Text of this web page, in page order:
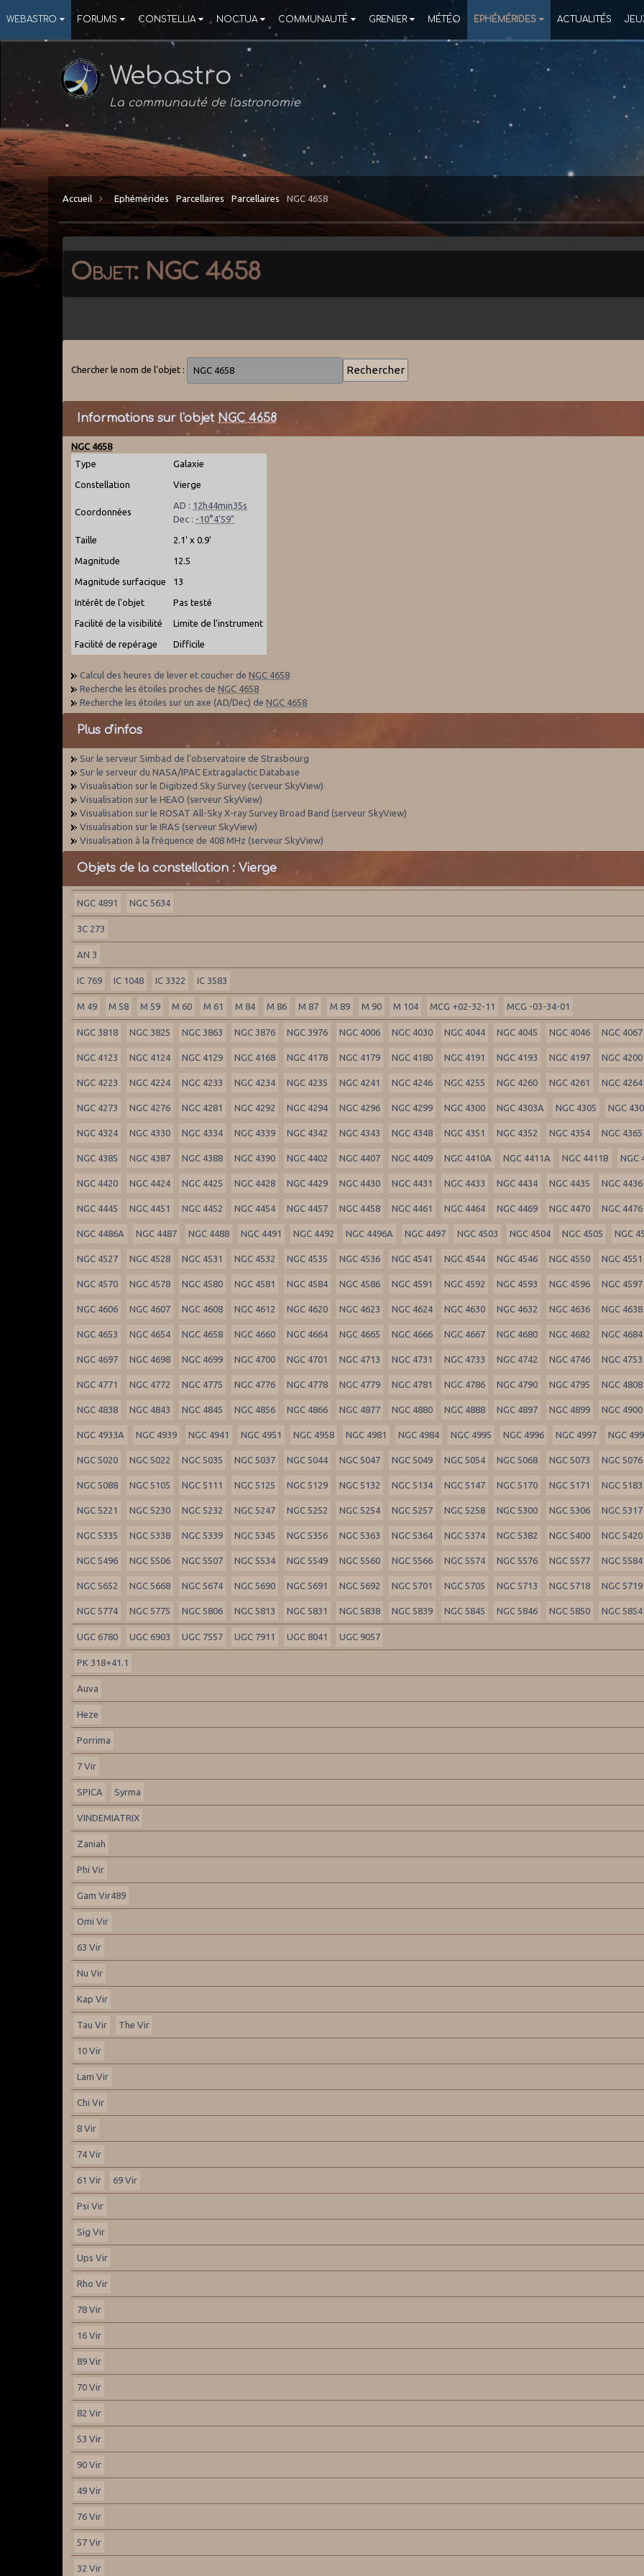
WEBASTRO FORUMS CONSTELLIA NOCTUA COMMUNAUTÉ GRENIER MÉTÉO EPHÉMÉRIDES ACTUALITÉS
Webastro
La communauté de l'astronomie
Accueil Ephémérides Parcellaires Parcellaires NGC 4658
Objet: NGC 4658
Chercher le nom de l'objet :
Informations sur l'objet NGC 4658
NGC 4658
Type
Galaxie
Constellation Vierge
Coordonnées
AD : 12h44min35s
Dec : -10°4'59"
Taille 2.1' x 0.9'
Magnitude 12.5
Magnitude surfacique 13
Intérêt de l'objet Pas testé
Facilité de la visibilité Limite de l'instrument
Facilité de repérage Difficile
Calcul des heures de lever et coucher deNGC 4658
Recherche les étoiles proches deNGC 4658
Recherche les étoiles sur un axe (AD/Dec) deNGC 4658
Plus d'infos
Sur le serveur Simbad de l'observatoire de Strasbourg
Sur le serveur du NASA/IPAC Extragalactic Database
Visualisation sur le Digitized Sky Survey (serveur SkyView)
Visualisation sur le HEAO (serveur SkyView)
Visualisation sur le ROSAT All-Sky X-ray Survey Broad Band (serveur SkyView)
Visualisation sur le IRAS (serveur SkyView)
Visualisation à la fréquence de 408 MHz (serveur SkyView)
Objets de la constellation : Vierge
NGC 4891 NGC 5634
3C 273
AN 3
IC 769 IC 1048 IC 3322 IC 3583
M 49 M 58 M 59 M 60 M 61 M 84 M 86 M 87 M 89 M 90 M 104 MCG +02-32-11 MCG -03-34-01
NGC 3818 NGC 3825 NGC 3863 NGC 3876 NGC 3976 NGC 4006 NGC 4030 NGC 4044 NGC 4045 NGC 4046 NGC 4067
NGC 4123 NGC 4124 NGC 4129 NGC 4168 NGC 4178 NGC 4179 NGC 4180 NGC 4191 NGC 4193 NGC 4197 NGC 4200
NGC 4223 NGC 4224 NGC 4233 NGC 4234 NGC 4235 NGC 4241 NGC 4246 NGC 4255 NGC 4260 NGC 4261 NGC 4264
NGC 4273 NGC 4276 NGC 4281 NGC 4292 NGC 4294 NGC 4296 NGC 4299 NGC 4300 NGC 4303A NGC 4305 NGC
NGC 4324 NGC 4330 NGC 4334 NGC 4339 NGC 4342 NGC 4343 NGC 4348 NGC 4351 NGC 4352 NGC 4354 NGC 4365
NGC 4385 NGC 4387 NGC 4388 NGC 4390 NGC 4402 NGC 4407 NGC 4409 NGC 4410A NGC 4411A NGC 4411B NGC
NGC 4420 NGC 4424 NGC 4425 NGC 4428 NGC 4429 NGC 4430 NGC 4431 NGC 4433 NGC 4434 NGC 4435 NGC 4436
NGC 4445 NGC 4451 NGC 4452 NGC 4454 NGC 4457 NGC 4458 NGC 4461 NGC 4464 NGC 4469 NGC 4470 NGC 4476
NGC 4486A NGC 4487 NGC 4488 NGC 4491 NGC 4492 NGC 4496A NGC 4497 NGC 4503 NGC 4504 NGC 4505 NGC
NGC 4527 NGC 4528 NGC 4531 NGC 4532 NGC 4535 NGC 4536 NGC 4541 NGC 4544 NGC 4546 NGC 4550 NGC 4551
NGC 4570 NGC 4578 NGC 4580 NGC 4581 NGC 4584 NGC 4586 NGC 4591 NGC 4592 NGC 4593 NGC 4596 NGC 4597
NGC 4606 NGC 4607 NGC 4608 NGC 4612 NGC 4620 NGC 4623 NGC 4624 NGC 4630 NGC 4632 NGC 4636 NGC 4638
NGC 4653 NGC 4654 NGC 4658 NGC 4660 NGC 4664 NGC 4665 NGC 4666 NGC 4667 NGC 4680 NGC 4682 NGC 4684
NGC 4697 NGC 4698 NGC 4699 NGC 4700 NGC 4701 NGC 4713 NGC 4731 NGC 4733 NGC 4742 NGC 4746 NGC 4753
NGC 4771 NGC 4772 NGC 4775 NGC 4776 NGC 4778 NGC 4779 NGC 4781 NGC 4786 NGC 4790 NGC 4795 NGC 4808
NGC 4838 NGC 4843 NGC 4845 NGC 4856 NGC 4866 NGC 4877 NGC 4880 NGC 4888 NGC 4897 NGC 4899 NGC 4900
NGC 4933A NGC 4939 NGC 4941 NGC 4951 NGC 4958 NGC 4981 NGC 4984 NGC 4995 NGC 4996 NGC 4997 NGC
NGC 5020 NGC 5022 NGC 5035 NGC 5037 NGC 5044 NGC 5047 NGC 5049 NGC 5054 NGC 5068 NGC 5073 NGC 5076
NGC 5088 NGC 5105 NGC 5111 NGC 5125 NGC 5129 NGC 5132 NGC 5134 NGC 5147 NGC 5170 NGC 5171 NGC 5183
NGC 5221 NGC 5230 NGC 5232 NGC 5247 NGC 5252 NGC 5254 NGC 5257 NGC 5258 NGC 5300 NGC 5306 NGC 5317
NGC 5335 NGC 5338 NGC 5339 NGC 5345 NGC 5356 NGC 5363 NGC 5364 NGC 5374 NGC 5382 NGC 5400 NGC 5420
NGC 5496 NGC 5506 NGC 5507 NGC 5534 NGC 5549 NGC 5560 NGC 5566 NGC 5574 NGC 5576 NGC 5577 NGC 5584
NGC 5652 NGC 5668 NGC 5674 NGC 5690 NGC 5691 NGC 5692 NGC 5701 NGC 5705 NGC 5713 NGC 5718 NGC 5719
NGC 5774 NGC 5775 NGC 5806 NGC 5813 NGC 5831 NGC 5838 NGC 5839 NGC 5845 NGC 5846 NGC 5850 NGC 5854
UGC 6780 UGC 6903 UGC 7557 UGC 7911 UGC 8041 UGC 9057
PK 318+41.1
Auva
Heze
Porrima
7 Vir
SPICA Syrma
VINDEMIATRIX
Zaniah
Phi Vir
Gam Vir489
Omi Vir
63 Vir
Nu Vir
Kap Vir
Tau Vir The Vir
10 Vir
Lam Vir
Chi Vir
8 Vir
74 Vir
61 Vir 69 Vir
Psi Vir
Sig Vir
Ups Vir
Rho Vir
78 Vir
16 Vir
89 Vir
70 Vir
82 Vir
53 Vir
90 Vir
49 Vir
76 Vir
57 Vir
32 Vir